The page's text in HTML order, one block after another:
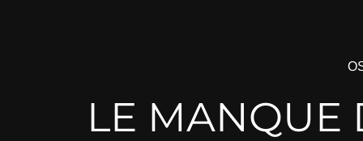
LE MANQUE